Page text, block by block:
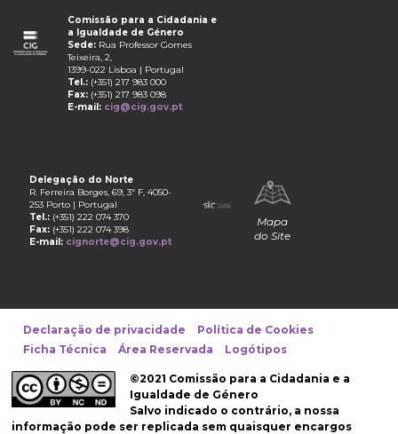
Comissão para a Cidadania e
a Igualdade de Género
Sede: Rua Professor Gomes
Teixeira, 2,
1399-022 Lisboa | Portugal
Tel.: (+351) 217 983 000
Fax: (+351) 217 983 098
E-mail: cig@cig.gov.pt
Delegação do Norte
R. Ferreira Borges, 69, 3º F, 4050-
253 Porto | Portugal
Tel.: (+351) 222 074 370
Fax: (+351) 222 074 398
E-mail: cignorte@cig.gov.pt
Mapa
do Site
Declaração de privacidade
Política de Cookies
Ficha Técnica
Área Reservada Logótipos
©2021 Comissão para a Cidadania e a
Igualdade de Género
Salvo indicado o contrário, a nossa
informação pode ser replicada sem quaisquer encargos